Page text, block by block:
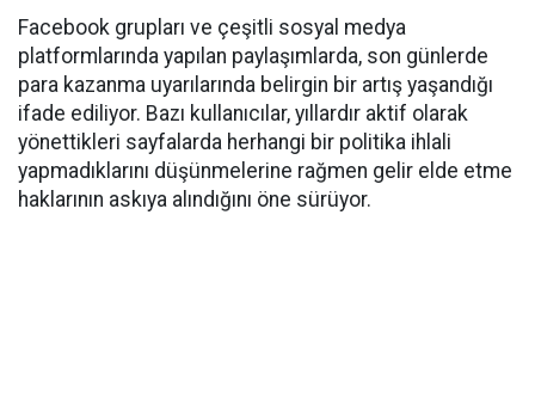
Facebook grupları ve çeşitli sosyal medya
platformlarında yapılan paylaşımlarda, son günlerde
para kazanma uyarılarında belirgin bir artış yaşandığı
ifade ediliyor. Bazı kullanıcılar, yıllardır aktif olarak
yönettikleri sayfalarda herhangi bir politika ihlali
yapmadıklarını düşünmelerine rağmen gelir elde etme
haklarının askıya alındığını öne sürüyor.